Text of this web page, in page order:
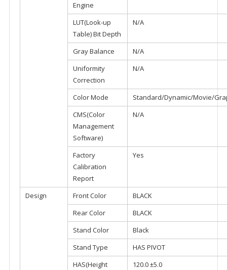
Engine
LUT(Look-up
Table) Bit Depth
N/A
Gray Balance
N/A
Uniformity
Correction
N/A
Color Mode
Standard/Dynamic/Movie/
CMS(Color
Management
Software)
N/A
Factory
Calibration
Report
Yes
Design Front Color
BLACK
Rear Color
BLACK
Stand Color
Black
Stand Type
HAS PIVOT
HAS(Height
120.0 ±5.0